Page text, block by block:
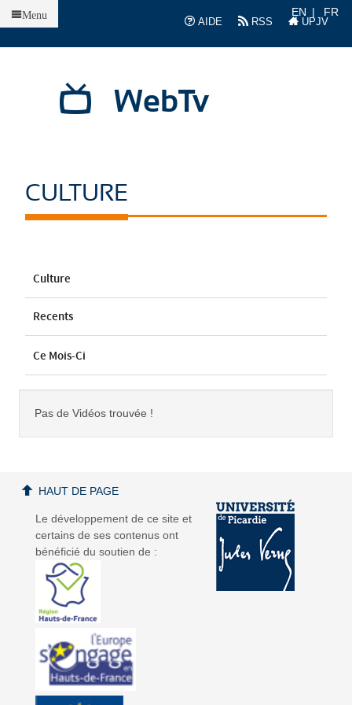
AIDE
RSS UPJV
EN FR
WebTv
Menu
CULTURE
Culture
Recents
Ce Mois-Ci
Pas de Vidéos trouvée !
Le développement de ce site et
certains de ses contenus ont
bénéficié du soutien de :
HAUT DE PAGE